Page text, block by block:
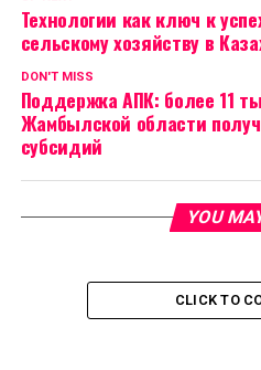
Технологии как ключ к
сельскому хозяйству в
DON'T MISS
Поддержка АПК: более 11
Жамбылской области
субсидий
YOU
CLICK TO